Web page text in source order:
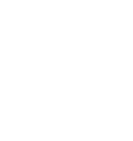
be treated like a king. Always